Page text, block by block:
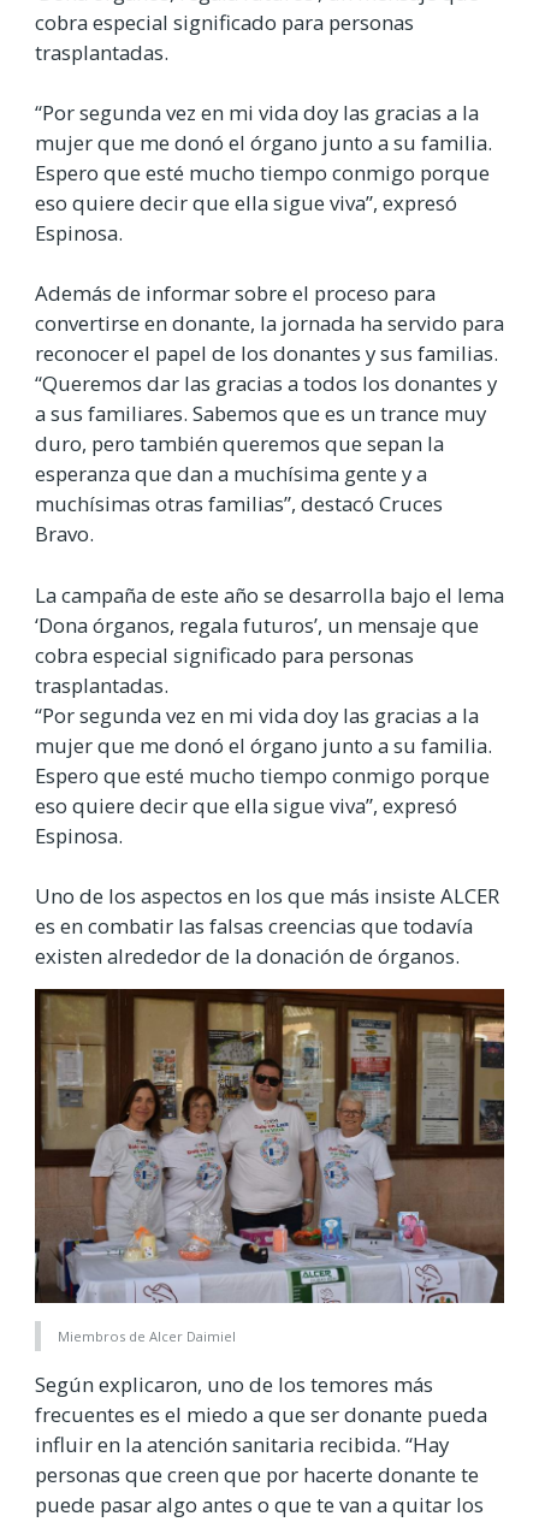
cobra especial significado para personas
trasplantadas.
“Por segunda vez en mi vida doy las gracias a la
mujer que me donó el órgano junto a su familia.
Espero que esté mucho tiempo conmigo porque
eso quiere decir que ella sigue viva”, expresó
Espinosa.
Además de informar sobre el proceso para
convertirse en donante, la jornada ha servido para
reconocer el papel de los donantes y sus familias.
“Queremos dar las gracias a todos los donantes y
a sus familiares. Sabemos que es un trance muy
duro, pero también queremos que sepan la
esperanza que dan a muchísima gente y a
muchísimas otras familias”, destacó Cruces
Bravo.
La campaña de este año se desarrolla bajo el lema
‘Dona órganos, regala futuros’, un mensaje que
cobra especial significado para personas
trasplantadas.
“Por segunda vez en mi vida doy las gracias a la
mujer que me donó el órgano junto a su familia.
Espero que esté mucho tiempo conmigo porque
eso quiere decir que ella sigue viva”, expresó
Espinosa.
Uno de los aspectos en los que más insiste ALCER
es en combatir las falsas creencias que todavía
existen alrededor de la donación de órganos.
Miembros de Alcer Daimiel
Según explicaron, uno de los temores más
frecuentes es el miedo a que ser donante pueda
influir en la atención sanitaria recibida. “Hay
personas que creen que por hacerte donante te
puede pasar algo antes o que te van a quitar los